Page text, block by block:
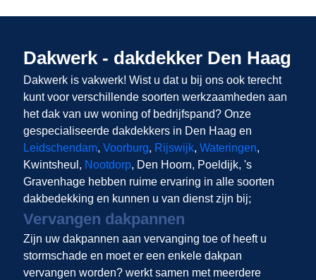
Dakwerk - dakdekker Den Haag
Dakwerk is vakwerk! Wist u dat u bij ons ook terecht
kunt voor verschillende soorten werkzaamheden aan
het dak van uw woning of bedrijfspand? Onze
gespecialiseerde dakdekkers in Den Haag en
Leidschendam, Voorburg, Rijswijk, Wateringen,
Kwintsheul, Nootdorp, Den Hoorn, Poeldijk, 's
Gravenhage hebben ruime ervaring in alle soorten
dakbedekking en kunnen u van dienst zijn bij;
Vervangen dakpannen
Zijn uw dakpannen aan vervanging toe of heeft u
stormschade en moet er een enkele dakpan
vervangen worden? werkt samen met meerdere